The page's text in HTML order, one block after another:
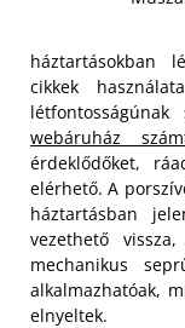
háztartásokban
cikkek
webáruház
érdeklődőket,
elérhető. A
háztartásban
vezethető
mechanikus
alkalmazhatóak,
elnyeltek.